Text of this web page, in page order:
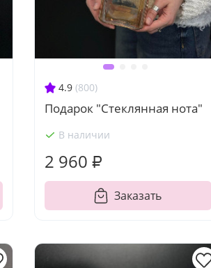
4.9 (800)
Подарок "Стеклянная нота"
В наличии
2 960 ₽
Заказать